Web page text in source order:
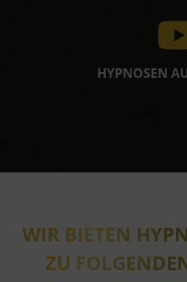
HYPNOSEN
WIR BIETEN
ZU